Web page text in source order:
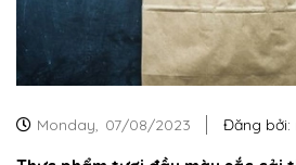
Monday, 07/08/2023 Đăng bởi: